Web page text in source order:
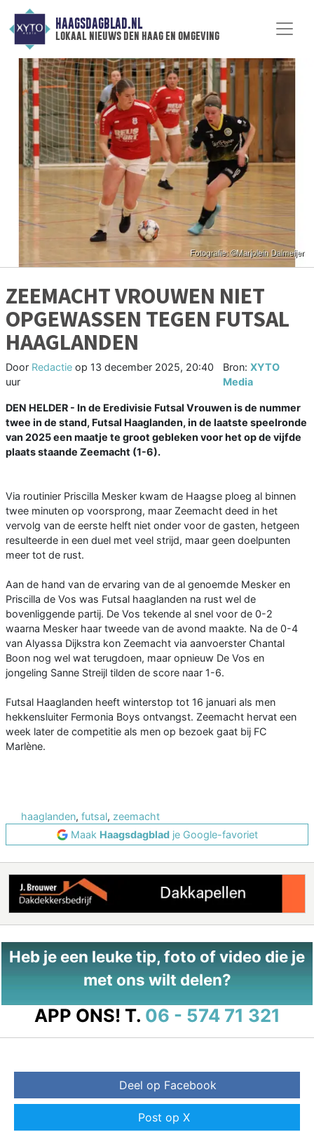
HAAGSDAGBLAD.NL
lokaal nieuws den haag en omgeving
ZEEMACHT VROUWEN NIET
OPGEWASSEN TEGEN FUTSAL
HAAGLANDEN
Door Redactie op 13 december 2025, 20:40
uur
Bron: XYTO
Media
DEN HELDER - In de Eredivisie Futsal Vrouwen is de nummer
twee in de stand, Futsal Haaglanden, in de laatste speelronde
van 2025 een maatje te groot gebleken voor het op de vijfde
plaats staande Zeemacht (1-6).
Via routinier Priscilla Mesker kwam de Haagse ploeg al binnen
twee minuten op voorsprong, maar Zeemacht deed in het
vervolg van de eerste helft niet onder voor de gasten, hetgeen
resulteerde in een duel met veel strijd, maar geen doelpunten
meer tot de rust.
Aan de hand van de ervaring van de al genoemde Mesker en
Priscilla de Vos was Futsal haaglanden na rust wel de
bovenliggende partij. De Vos tekende al snel voor de 0-2
waarna Mesker haar tweede van de avond maakte. Na de 0-4
van Alyassa Dijkstra kon Zeemacht via aanvoerster Chantal
Boon nog wel wat terugdoen, maar opnieuw De Vos en
jongeling Sanne Streijl tilden de score naar 1-6.
Futsal Haaglanden heeft winterstop tot 16 januari als men
hekkensluiter Fermonia Boys ontvangst. Zeemacht hervat een
week later de competitie als men op bezoek gaat bij FC
Marlène.
haaglanden, futsal, zeemacht
Maak Haagsdagbladje Google-favoriet
Heb je een leuke tip, foto of video die je
met ons wilt delen?
APP ONS! T. 06 - 574 71 321
Deel op Facebook
Post op X